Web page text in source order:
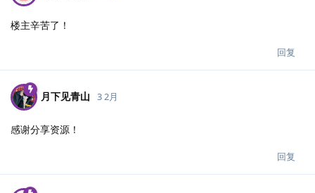
楼主辛苦了！
回复
月下见青山 3 2月
感谢分享资源！
回复